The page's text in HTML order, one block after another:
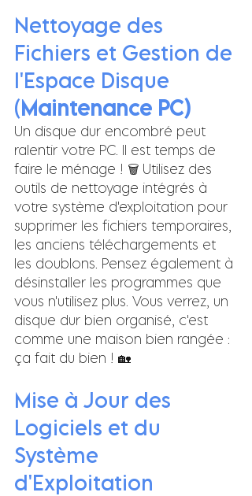
Nettoyage des
Fichiers et Gestion de
l'Espace Disque
(Maintenance PC)
Un disque dur encombré peut
ralentir votre PC. Il est temps de
faire le ménage ! 🗑️ Utilisez des
outils de nettoyage intégrés à
votre système d'exploitation pour
supprimer les fichiers temporaires,
les anciens téléchargements et
les doublons. Pensez également à
désinstaller les programmes que
vous n'utilisez plus. Vous verrez, un
disque dur bien organisé, c'est
comme une maison bien rangée :
ça fait du bien ! 🏡
Mise à Jour des
Logiciels et du
Système
d'Exploitation